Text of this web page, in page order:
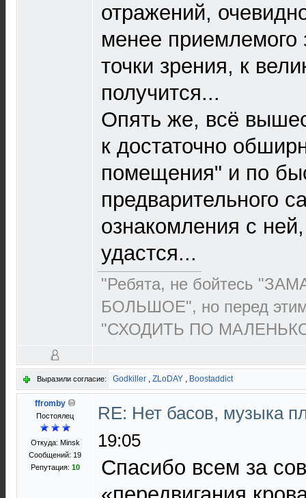
отражений,
менее приемлемого
точки зрения, к
получится...
Опять же, всё
к достаточно
помещения" и по
предварительного
ознакомления с
удастся...
"Ребята, не бойтесь
БОЛЬШОЕ", но перед
"СХОДИТЬ ПО
Выразили согласие: Godkiller , ZLoDAY , Boostaddict
ffromby
Постоялец
Откуда: Minsk
Сообщений: 19
Репутация: 10
RE: Нет басов, музыка
19:05
Спасибо всем за